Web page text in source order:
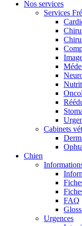
Nos services
Services
Cabinets
Chien
FAQ
Urgences